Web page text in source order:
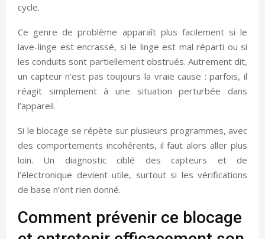
cycle.
Ce genre de problème apparaît plus facilement si le
lave-linge est encrassé, si le linge est mal réparti ou si
les conduits sont partiellement obstrués. Autrement dit,
un capteur n’est pas toujours la vraie cause : parfois, il
réagit simplement à une situation perturbée dans
l’appareil.
Si le blocage se répète sur plusieurs programmes, avec
des comportements incohérents, il faut alors aller plus
loin. Un diagnostic ciblé des capteurs et de
l’électronique devient utile, surtout si les vérifications
de base n’ont rien donné.
Comment prévenir ce blocage